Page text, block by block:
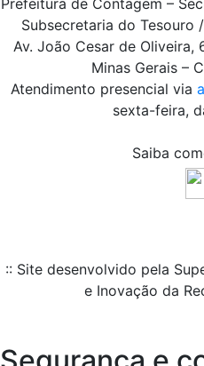
Prefeitura de Contagem –
Subsecretaria do Tesouro
Av. João Cesar de Oliveira,
Minas Gerais –
Atendimento presencial via
sexta-feira,
Saiba
:: Site desenvolvido pela
e Inovação da